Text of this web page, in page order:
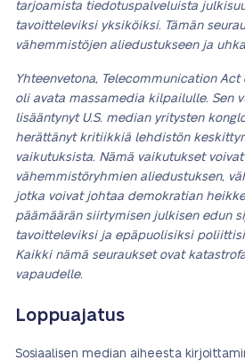
tarjoamista tiedotuspalveluista
tavoitteleviksi yksiköiksi. Tämän
vähemmistöjen aliedustukseen ja
Yhteenvetona, Telecommunication Act
oli avata massamedia kilpailulle. Sen
lisääntynyt U.S. median yritysten
herättänyt kritiikkiä lehdistön
vaikutuksista. Nämä vaikutukset
vähemmistöryhmien aliedustuksen,
jotka voivat johtaa demokratian
päämäärän siirtymisen julkisen edun
tavoitteleviksi ja epäpuolisiksi
Kaikki nämä seuraukset ovat
vapaudelle.
Loppuajatus
Sosiaalisen median aiheesta